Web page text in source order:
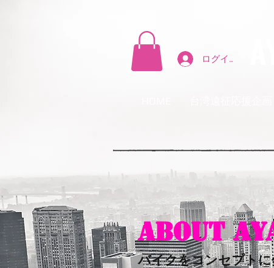
ログイン
About
バイクをコンセプト